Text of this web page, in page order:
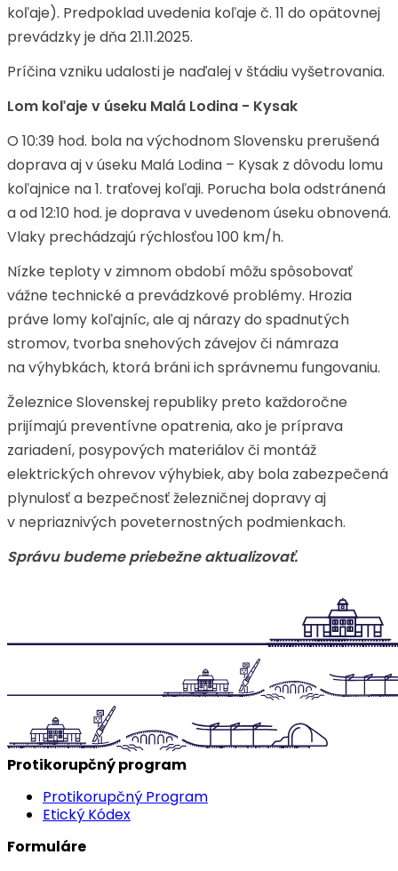
koľaje). Predpoklad uvedenia koľaje č. 11 do opätovnej
prevádzky je dňa 21.11.2025.
Príčina vzniku udalosti je naďalej v štádiu vyšetrovania.
Lom koľaje v úseku Malá Lodina - Kysak
O 10:39 hod. bola na východnom Slovensku prerušená
doprava aj v úseku Malá Lodina – Kysak z dôvodu lomu
koľajnice na 1. traťovej koľaji. Porucha bola odstránená
a od 12:10 hod. je doprava v uvedenom úseku obnovená.
Vlaky prechádzajú rýchlosťou 100 km/h.
Nízke teploty v zimnom období môžu spôsobovať
vážne technické a prevádzkové problémy. Hrozia
práve lomy koľajníc, ale aj nárazy do spadnutých
stromov, tvorba snehových závejov či námraza
na výhybkách, ktorá bráni ich správnemu fungovaniu.
Železnice Slovenskej republiky preto každoročne
prijímajú preventívne opatrenia, ako je príprava
zariadení, posypových materiálov či montáž
elektrických ohrevov výhybiek, aby bola zabezpečená
plynulosť a bezpečnosť železničnej dopravy aj
v nepriaznivých poveternostných podmienkach.
Správu budeme priebežne aktualizovať.
Protikorupčný program
Protikorupčný Program
Etický Kódex
Formuláre